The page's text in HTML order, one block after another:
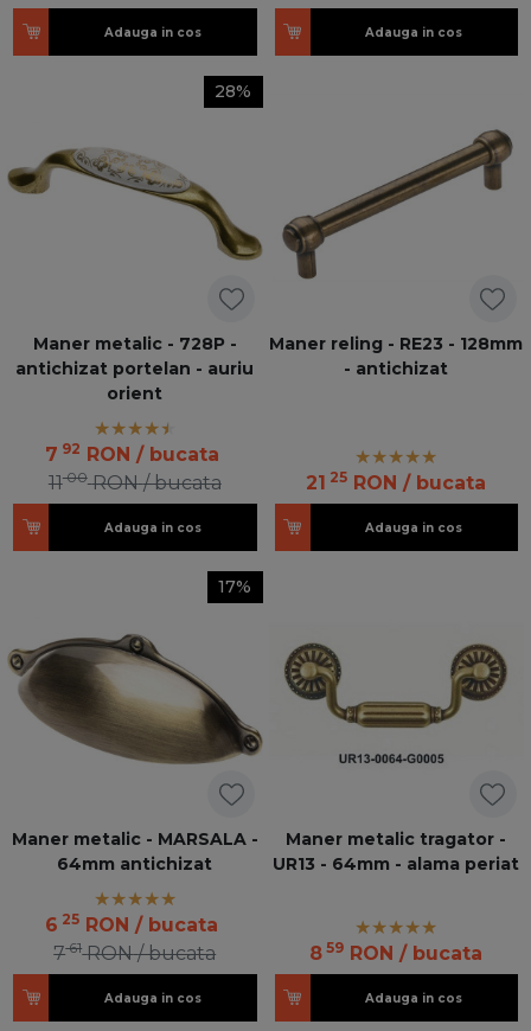
Adauga in cos Adauga in cos
28%
Maner metalic - 728P -
antichizat portelan - auriu
orient
7 92 RON / bucata
1100 RON / bucata
Adauga in cos
Maner reling - RE23 - 128mm
- antichizat
21 25 RON / bucata
Adauga in cos
17%
Maner metalic - MARSALA -
64mm antichizat
6 25 RON / bucata
761 RON / bucata
Adauga in cos
Maner metalic tragator -
UR13 - 64mm - alama periat
8 59 RON / bucata
Adauga in cos